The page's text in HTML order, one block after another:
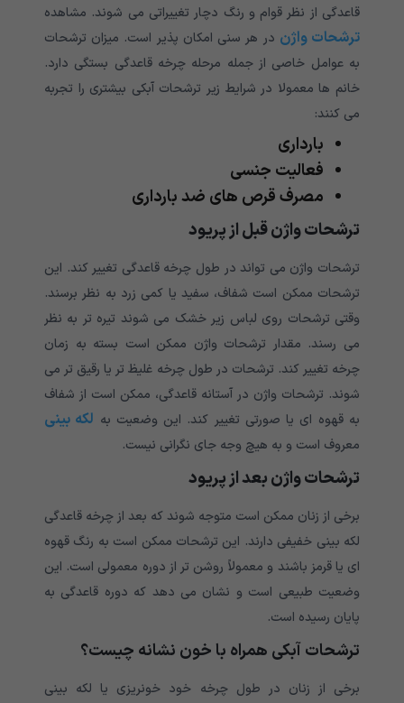
قاعدگی از نظر قوام و رنگ دچار تغییراتی می شوند. مشاهده
ترشحات واژن در هر سنی امکان پذیر است. میزان ترشحات
به عوامل خاصی از جمله مرحله چرخه قاعدگی بستگی دارد.
خانم ها معمولا در شرایط زیر ترشحات آبکی بیشتری را تجربه
می کنند:
بارداری
فعالیت جنسی
مصرف قرص های ضد بارداری
ترشحات واژن قبل از پریود
ترشحات واژن می تواند در طول چرخه قاعدگی تغییر کند. این
ترشحات ممکن است شفاف، سفید یا کمی زرد به نظر برسند.
وقتی ترشحات روی لباس زیر خشک می شوند تیره تر به نظر
می رسند. مقدار ترشحات واژن ممکن است بسته به زمان
چرخه تغییر کند. ترشحات در طول چرخه غلیظ تر یا رقیق تر می
شوند. ترشحات واژن در آستانه قاعدگی، ممکن است از شفاف
به قهوه ای یا صورتی تغییر کند. این وضعیت به لکه بینی
معروف است و به هیچ وجه جای نگرانی نیست.
ترشحات واژن بعد از پریود
برخی از زنان ممکن است متوجه شوند که بعد از چرخه قاعدگی
لکه بینی خفیفی دارند. این ترشحات ممکن است به رنگ قهوه
ای یا قرمز باشند و معمولاً روشن تر از دوره معمولی است. این
وضعیت طبیعی است و نشان می دهد که دوره قاعدگی به
پایان رسیده است.
ترشحات آبکی همراه با خون نشانه چیست؟
برخی از زنان در طول چرخه خود خونریزی یا لکه بینی